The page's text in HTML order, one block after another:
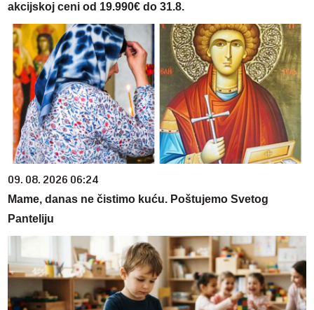
akcijskoj ceni od 19.990€ do 31.8.
09. 08. 2026 06:24
Mame, danas ne čistimo kuću. Poštujemo Svetog
Panteliju